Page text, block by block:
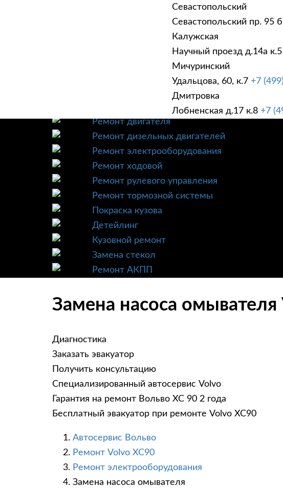
Севастопольский
Севастопольский пр. 95
Калужская
Научный проезд д.14а к.5
Мичуринский
Удальцова, 60, к.7 +7
Дмитровка
Лобненская д.17 к.8 +7
УСЛУГИ
Техническое обслуживание
Ремонт трансмиссии
Ремонт двигателя
Ремонт дизельных двигателей
Ремонт электрооборудования
Ремонт ходовой
Ремонт рулевого управления
Ремонт тормозной системы
Покраска кузова
Детейлинг
Кузовной ремонт
Замена стекол
Ремонт АКПП
Замена насоса
Диагностика
Заказать эвакуатор
Получить консультацию
Специализированный автосервис Volvo
Гарантия на ремонт Вольво ХС 90 2 года
Бесплатный эвакуатор при ремонте Volvo XC90
Автосервис Вольво
Ремонт Volvo XC90
Ремонт электрооборудования
Замена насоса омывателя